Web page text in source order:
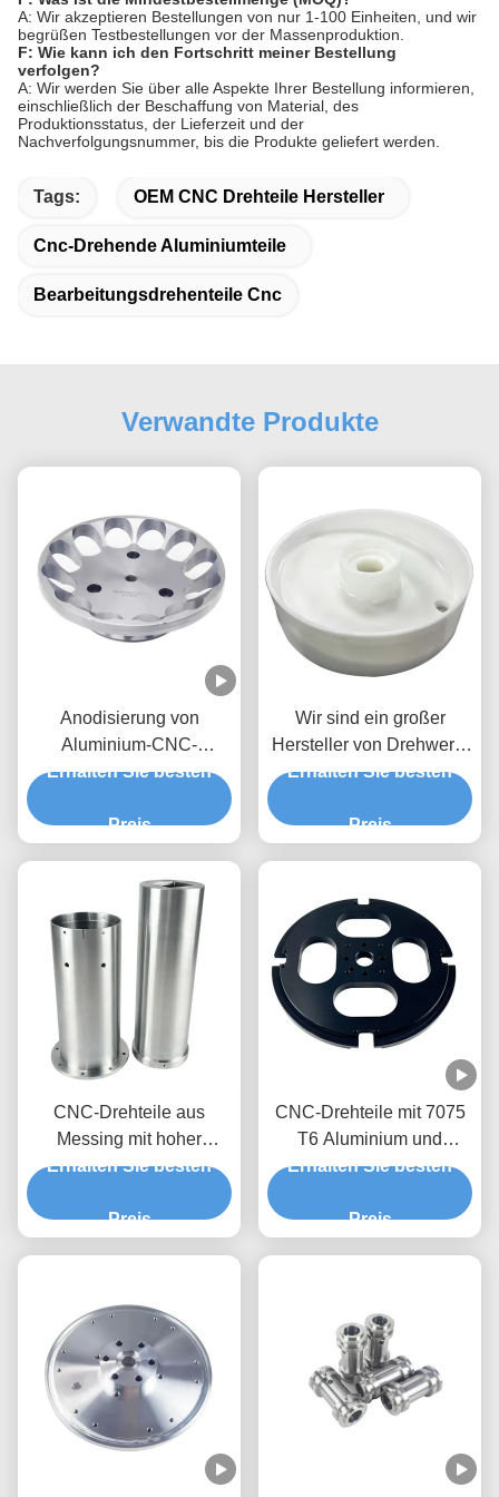
A: Wir akzeptieren Bestellungen von nur 1-100 Einheiten, und wir
begrüßen Testbestellungen vor der Massenproduktion.
F: Wie kann ich den Fortschritt meiner Bestellung
verfolgen?
A: Wir werden Sie über alle Aspekte Ihrer Bestellung informieren,
einschließlich der Beschaffung von Material, des
Produktionsstatus, der Lieferzeit und der
Nachverfolgungsnummer, bis die Produkte geliefert werden.
Tags: OEM CNC Drehteile Hersteller
Cnc-Drehende Aluminiumteile
Bearbeitungsdrehenteile Cnc
Verwandte Produkte
Anodisierung von
Aluminium-CNC-
Drehteilen Bearbeitung
Achsen-CNC-Fräsen
Erhalten Sie besten
Preis
Wir sind ein großer
Hersteller von Drehwerk-
Teilen.
Erhalten Sie besten
Preis
CNC-Drehteile aus
Messing mit hoher
Präzision
Erhalten Sie besten
Preis
CNC-Drehteile mit 7075
T6 Aluminium und
Toleranz +/- 0,01-0,005
Präzisionsmetallteile
Erhalten Sie besten
Preis